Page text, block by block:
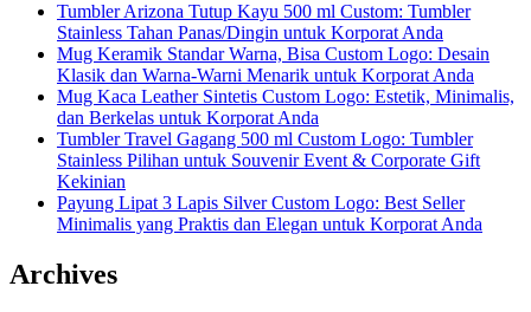
Tumbler Arizona Tutup Kayu 500 ml Custom: Tumbler
Stainless Tahan Panas/Dingin untuk Korporat Anda
Mug Keramik Standar Warna, Bisa Custom Logo: Desain
Klasik dan Warna-Warni Menarik untuk Korporat Anda
Mug Kaca Leather Sintetis Custom Logo: Estetik, Minimalis,
dan Berkelas untuk Korporat Anda
Tumbler Travel Gagang 500 ml Custom Logo: Tumbler
Stainless Pilihan untuk Souvenir Event & Corporate Gift
Kekinian
Payung Lipat 3 Lapis Silver Custom Logo: Best Seller
Minimalis yang Praktis dan Elegan untuk Korporat Anda
Archives